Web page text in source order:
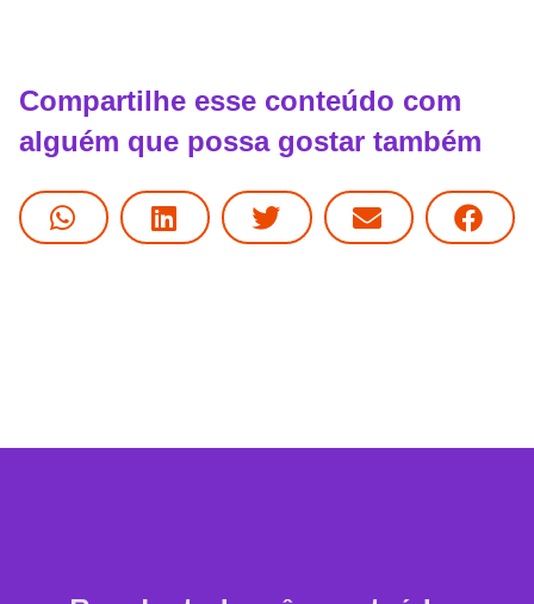
Compartilhe esse conteúdo com
alguém que possa gostar também